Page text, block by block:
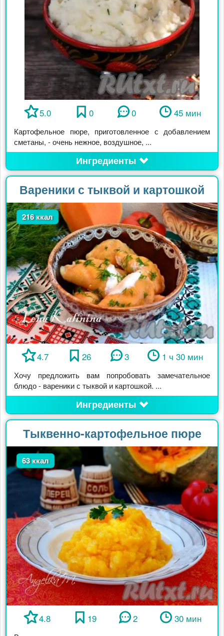
5.0 0 0 45 мин
Картофельное пюре, приготовленное с добавлением
сметаны, - очень нежное, воздушное, ...
Ингредиенты
Вареники с тыквой и картошкой
216 ккал
4.7 26 3 1 ч 30 мин
Хочу предложить вам попробовать замечательное
блюдо - вареники с тыквой и картошкой. ...
Ингредиенты
Тыквенно-картофельное пюре
63 ккал
4.8 19 2 30 мин